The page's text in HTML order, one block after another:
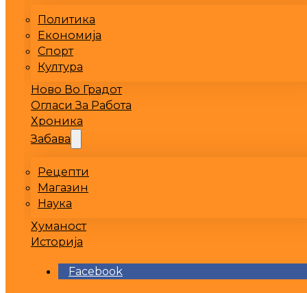
Политика
Економија
Спорт
Култура
Ново Во Градот
Огласи За Работа
Хроника
Забава
Рецепти
Магазин
Наука
Хуманост
Историја
Facebook